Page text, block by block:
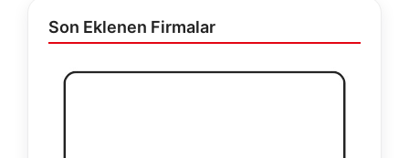
Son Eklenen Firmalar